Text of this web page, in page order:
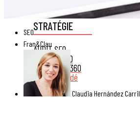
STRATÉGIE
AUDIT SEO
CONSEIL SEO
STRATÉGIE 360
Recommandé
SEO
Fran&Clau
Claudia Hernández Carril